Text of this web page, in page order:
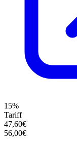
15%
Tariff
47,60€
56,00€